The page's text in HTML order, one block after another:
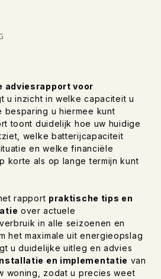
adviesrapport voor
u inzicht in welke capaciteit u
u hiermee kunt
toont duidelijk hoe uw huidige
welke batterijcapaciteit
en welke financiële
korte als op lange termijn kunt
rapport praktische tips en
over actuele
in alle seizoenen en
het maximale uit energieopslag
u duidelijke uitleg en advies
en implementatie van
woning, zodat u precies weet